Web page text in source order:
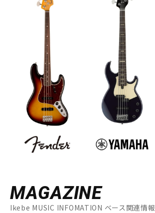
MAGAZINE
Ikebe MUSIC INFOMATION ベース関連情報